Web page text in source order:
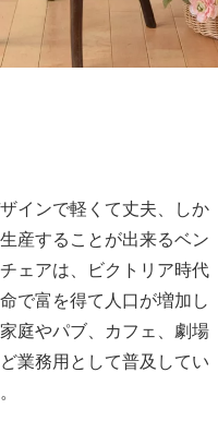
インで軽くて丈夫、しか
産することが出来るベン
ェアは、ビクトリア時代
で富を得て人口が増加し
庭やパブ、カフェ、劇場
業務用として普及してい